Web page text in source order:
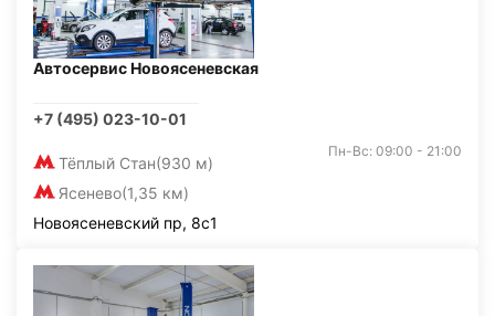
Автосервис Новоясеневская
+7 (495) 023-10-01
Тёплый Стан(930 м)
Ясенево(1,35 км)
Пн-Вс: 09:00 - 21:00
Новоясеневский пр, 8с1